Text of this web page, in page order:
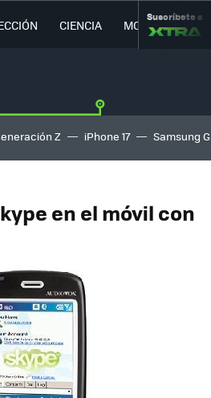
CIENCIA MOVILIDAD
Suscríbete a
Z iPhone 17 Samsung
en el móvil con